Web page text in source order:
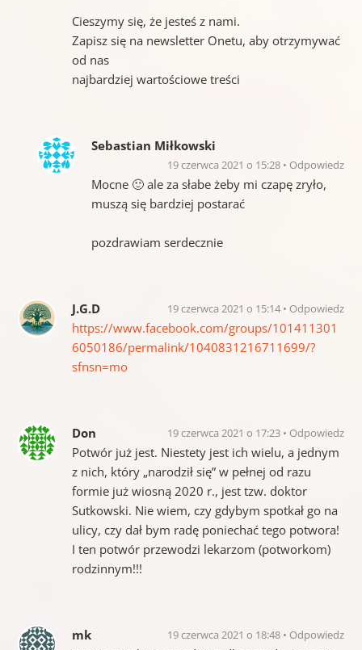
Cieszymy się, że jesteś z nami.
Zapisz się na newsletter Onetu, aby otrzymywać
od nas
najbardziej wartościowe treści
Sebastian Miłkowski
19 czerwca 2021 o 15:28 Odpowiedz
Mocne 🙂 ale za słabe żeby mi czapę zryło,
muszą się bardziej postarać
pozdrawiam serdecznie
J.G.D 19 czerwca 2021 o 15:14 Odpowiedz
https://www.facebook.com/groups/101411301
6050186/permalink/1040831216711699/?
sfnsn=mo
Don 19 czerwca 2021 o 17:23 Odpowiedz
Potwór już jest. Niestety jest ich wielu, a jednym
z nich, który „narodził się” w pełnej od razu
formie już wiosną 2020 r., jest tzw. doktor
Sutkowski. Nie wiem, czy gdybym spotkał go na
ulicy, czy dał bym radę poniechać tego potwora!
I ten potwór przewodzi lekarzom (potworkom)
rodzinnym!!!
mk 19 czerwca 2021 o 18:48 Odpowiedz